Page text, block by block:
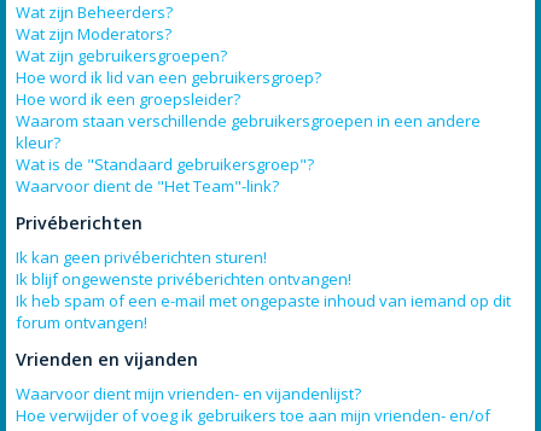
Wat zijn Beheerders?
Wat zijn Moderators?
Wat zijn gebruikersgroepen?
Hoe word ik lid van een gebruikersgroep?
Hoe word ik een groepsleider?
Waarom staan verschillende gebruikersgroepen in een andere
kleur?
Wat is de "Standaard gebruikersgroep"?
Waarvoor dient de "Het Team"-link?
Privéberichten
Ik kan geen privéberichten sturen!
Ik blijf ongewenste privéberichten ontvangen!
Ik heb spam of een e-mail met ongepaste inhoud van iemand op dit
forum ontvangen!
Vrienden en vijanden
Waarvoor dient mijn vrienden- en vijandenlijst?
Hoe verwijder of voeg ik gebruikers toe aan mijn vrienden- en/of